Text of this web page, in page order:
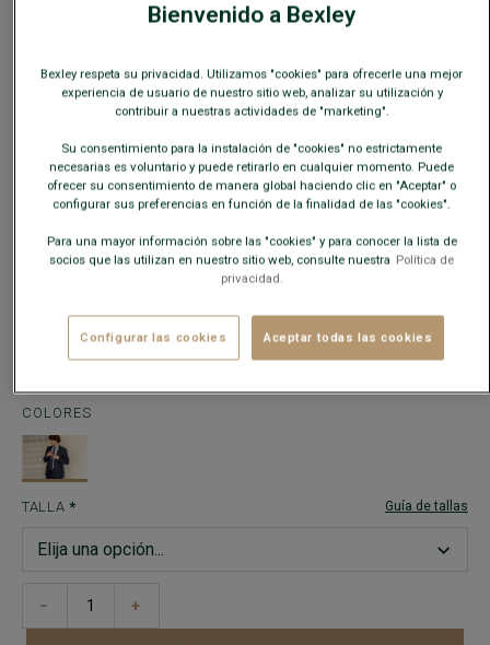
CHAQUETA DE TRAJE HOMBRE AZUL PETRÓLEO - LAZARE
180,00 €
COLORES
TALLA Guía de tallas
− +
Bienvenido a Bexley
Bexley respeta su privacidad. Utilizamos "cookies" para ofrecerle una mejor
experiencia de usuario de nuestro sitio web, analizar su utilización y
contribuir a nuestras actividades de "marketing".
Su consentimiento para la instalación de "cookies" no estrictamente
necesarias es voluntario y puede retirarlo en cualquier momento. Puede
ofrecer su consentimiento de manera global haciendo clic en "Aceptar" o
configurar sus preferencias en función de la finalidad de las "cookies".
Para una mayor información sobre las "cookies" y para conocer la lista de
socios que las utilizan en nuestro sitio web, consulte nuestra Política de
privacidad.
Configurar las cookies Aceptar todas las cookies